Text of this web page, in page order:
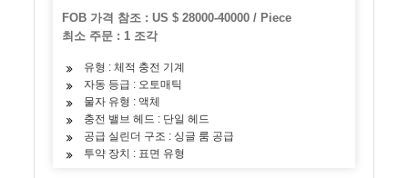
FOB 가격 참조 : US $ 28000-40000 / Piece
최소 주문 : 1 조각
유형 : 체적 충전 기계
자동 등급 : 오토매틱
물자 유형 : 액체
충전 밸브 헤드 : 단일 헤드
공급 실린더 구조 : 싱글 룸 공급
투약 장치 : 표면 유형